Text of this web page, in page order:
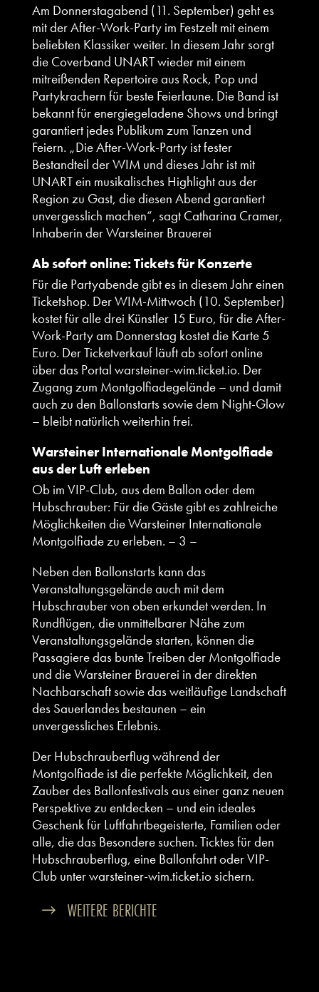
Am Donnerstagabend (11. September) geht es
mit der After-Work-Party im Festzelt mit einem
beliebten Klassiker weiter. In diesem Jahr sorgt
die Coverband UNART wieder mit einem
mitreißenden Repertoire aus Rock, Pop und
Partykrachern für beste Feierlaune. Die Band ist
bekannt für energiegeladene Shows und bringt
garantiert jedes Publikum zum Tanzen und
Feiern. „Die After-Work-Party ist fester
Bestandteil der WIM und dieses Jahr ist mit
UNART ein musikalisches Highlight aus der
Region zu Gast, die diesen Abend garantiert
unvergesslich machen“, sagt Catharina Cramer,
Inhaberin der Warsteiner Brauerei
Ab sofort online: Tickets für Konzerte
Für die Partyabende gibt es in diesem Jahr einen
Ticketshop. Der WIM-Mittwoch (10. September)
kostet für alle drei Künstler 15 Euro, für die After-
Work-Party am Donnerstag kostet die Karte 5
Euro. Der Ticketverkauf läuft ab sofort online
über das Portal warsteiner-wim.ticket.io. Der
Zugang zum Montgolfiadegelände – und damit
auch zu den Ballonstarts sowie dem Night-Glow
– bleibt natürlich weiterhin frei.
Warsteiner Internationale Montgolfiade
aus der Luft erleben
Ob im VIP-Club, aus dem Ballon oder dem
Hubschrauber: Für die Gäste gibt es zahlreiche
Möglichkeiten die Warsteiner Internationale
Montgolfiade zu erleben. – 3 –
Neben den Ballonstarts kann das
Veranstaltungsgelände auch mit dem
Hubschrauber von oben erkundet werden. In
Rundflügen, die unmittelbarer Nähe zum
Veranstaltungsgelände starten, können die
Passagiere das bunte Treiben der Montgolfiade
und die Warsteiner Brauerei in der direkten
Nachbarschaft sowie das weitläufige Landschaft
des Sauerlandes bestaunen – ein
unvergessliches Erlebnis.
Der Hubschrauberflug während der
Montgolfiade ist die perfekte Möglichkeit, den
Zauber des Ballonfestivals aus einer ganz neuen
Perspektive zu entdecken – und ein ideales
Geschenk für Luftfahrtbegeisterte, Familien oder
alle, die das Besondere suchen. Ticktes für den
Hubschrauberflug, eine Ballonfahrt oder VIP-
Club unterwarsteiner-wim.ticket.iosichern.
WEITERE BERICHTE